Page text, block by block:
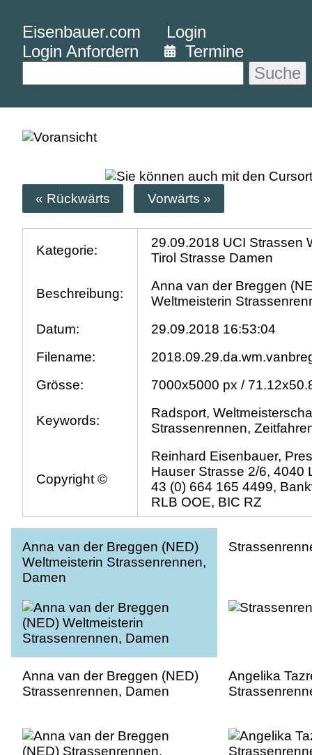
Eisenbauer.com
Login
Login Anfordern
Termine
Suche
« Rückwärts Vorwärts »
Kategorie:
29.09.2018 UCI Strassen
Tirol Strasse Damen
Beschreibung:
Anna van der Breggen
Weltmeisterin
Datum:
29.09.2018 16:53:04
Filename:
Grösse:
7000x5000 px /
Keywords:
Radsport,
Strassenrennen,
Copyright ©
Reinhard Eisenbauer,
Hauser Strasse 2/6, 4040
43 (0) 664 165 4499,
RLB OOE, BIC RZ
Anna van der Breggen (NED)
Weltmeisterin Strassenrennen,
Damen
Anna van der Breggen (NED)
Strassenrennen, Damen
Angelika